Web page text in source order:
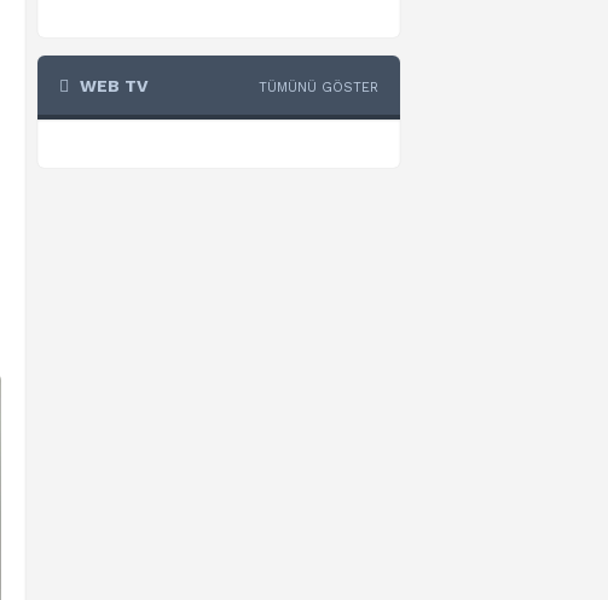
WEB TV TÜMÜNÜ GÖSTER